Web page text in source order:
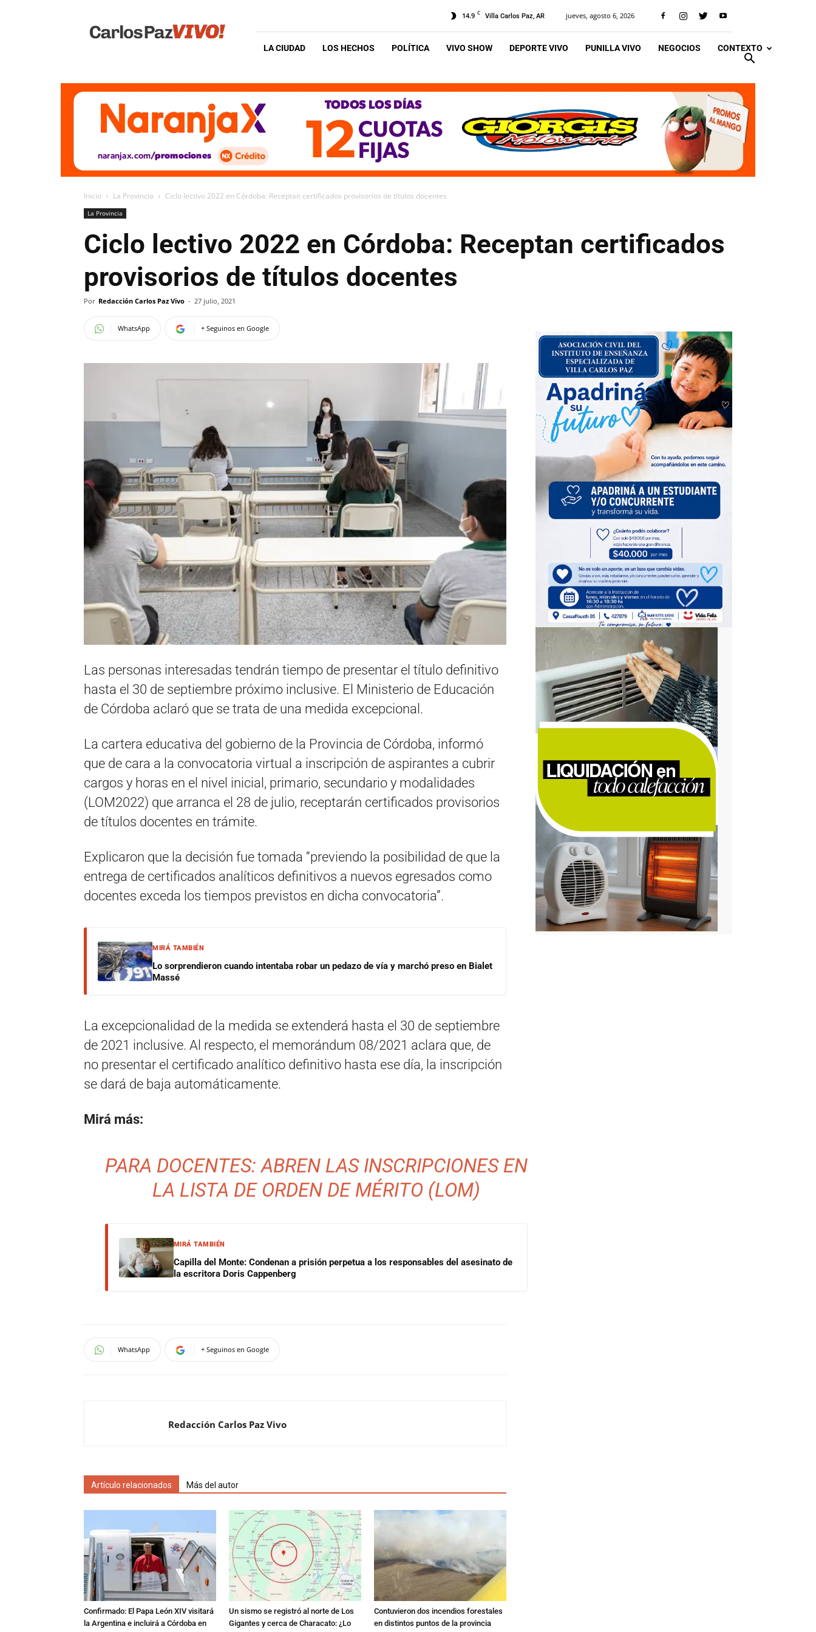
Vivo
14.9 C Villa Carlos Paz, AR jueves, agosto 6, 2026
LA CIUDAD LOS HECHOS POLÍTICA VIVO SHOW DEPORTE VIVO PUNILLA VIVO NEGOCIOS CONTEXTO
Inicio La Provincia Ciclo lectivo 2022 en Córdoba: Receptan certificados provisorios de títulos docentes
La Provincia
Ciclo lectivo 2022 en Córdoba: Receptan certificados
provisorios de títulos docentes
Por Redacción Carlos Paz Vivo - 27 julio, 2021
WhatsApp + Seguinos en Google
Las personas interesadas tendrán tiempo de presentar el título definitivo
hasta el 30 de septiembre próximo inclusive. El Ministerio de Educación
de Córdoba aclaró que se trata de una medida excepcional.
La cartera educativa del gobierno de la Provincia de Córdoba, informó
que de cara a la convocatoria virtual a inscripción de aspirantes a cubrir
cargos y horas en el nivel inicial, primario, secundario y modalidades
(LOM2022) que arranca el 28 de julio, receptarán certificados provisorios
de títulos docentes en trámite.
Explicaron que la decisión fue tomada “previendo la posibilidad de que la
entrega de certificados analíticos definitivos a nuevos egresados como
docentes exceda los tiempos previstos en dicha convocatoria”.
MIRÁ TAMBIÉN
Lo sorprendieron cuando intentaba robar un pedazo de vía y marchó preso en Bialet
Massé
La excepcionalidad de la medida se extenderá hasta el 30 de septiembre
de 2021 inclusive. Al respecto, el memorándum 08/2021 aclara que, de
no presentar el certificado analítico definitivo hasta ese día, la inscripción
se dará de baja automáticamente.
Mirá más:
PARA DOCENTES: ABREN LAS INSCRIPCIONES EN
LA LISTA DE ORDEN DE MÉRITO (LOM)
MIRÁ TAMBIÉN
Capilla del Monte: Condenan a prisión perpetua a los responsables del asesinato de
la escritora Doris Cappenberg
WhatsApp + Seguinos en Google
Redacción Carlos Paz Vivo
Artículo relacionados Más del autor
Confirmado: El Papa León XIV visitará
la Argentina e incluirá a Córdoba en
Un sismo se registró al norte de Los
Gigantes y cerca de Characato: ¿Lo
Contuvieron dos incendios forestales
en distintos puntos de la provincia